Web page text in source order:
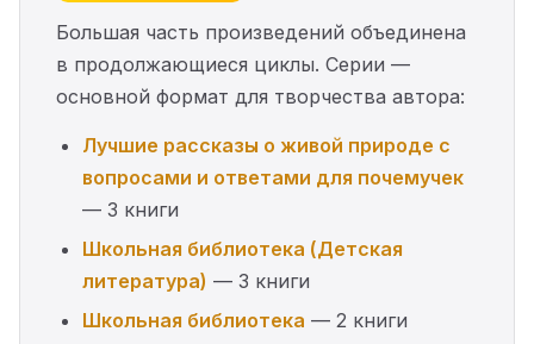
Большая часть произведений объединена
в продолжающиеся циклы. Серии —
основной формат для творчества автора:
Лучшие рассказы о живой природе с
вопросами и ответами для почемучек
— 3 книги
Школьная библиотека (Детская
литература) — 3 книги
Школьная библиотека — 2 книги